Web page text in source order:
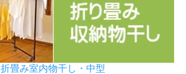
折畳み室内物干し・中型